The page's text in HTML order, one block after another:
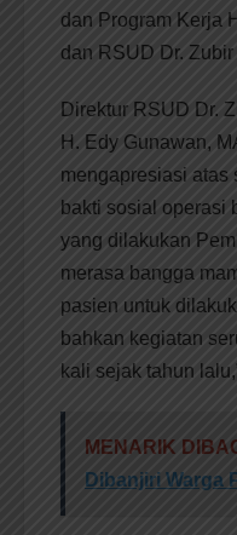
dan Program Kerja
dan RSUD Dr.
Direktur RSUD Dr.
H. Edy Gunawan,
mengapresiasi atas
bakti sosial operasi
yang dilakukan
merasa bangga
pasien untuk
bahkan kegiatan
kali sejak tahun
MENARIK
Dibanjiri Warga